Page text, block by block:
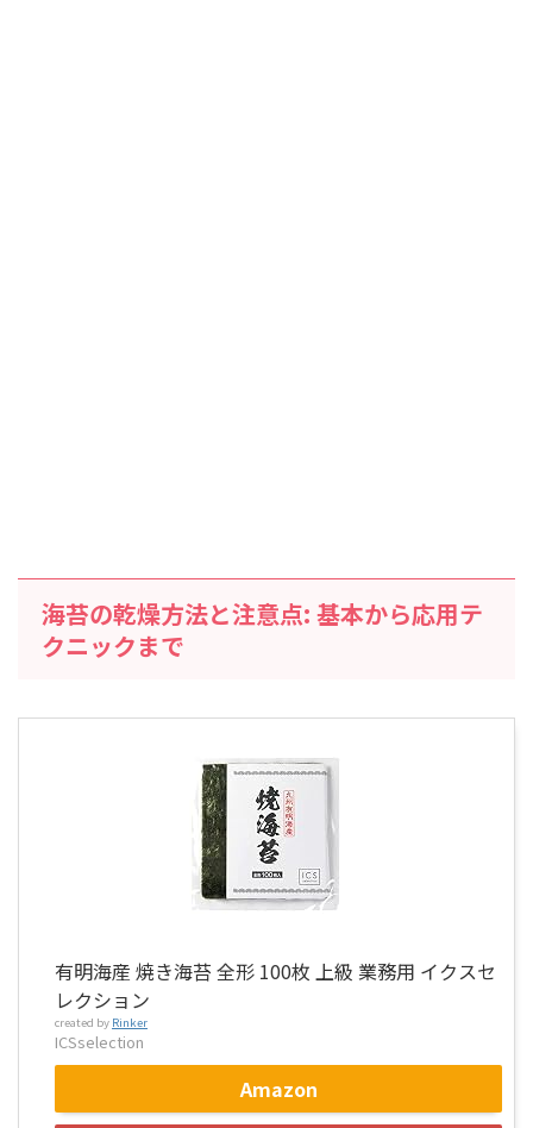
海苔の乾燥方法と注意点: 基本から応用テ
クニックまで
有明海産 焼き海苔 全形 100枚 上級 業務用 イクスセ
レクション
created by Rinker
ICSselection
Amazon